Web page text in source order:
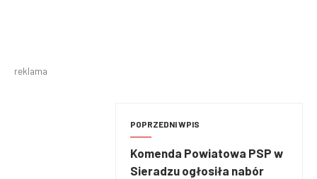
reklama
POPRZEDNI WPIS
Komenda Powiatowa PSP w
Sieradzu ogłosiła nabór